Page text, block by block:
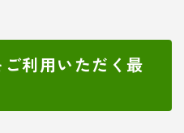
利用いただく最